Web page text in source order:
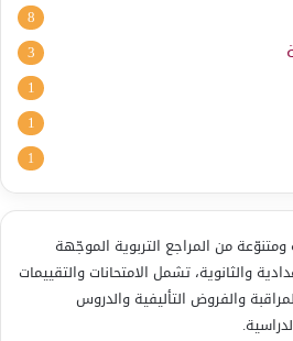
8
3
1
1
1
من المراجع التربوية الموجّهة
والثانوية، تشمل الامتحانات والتقييمات
والفروض التأليفية والدروس